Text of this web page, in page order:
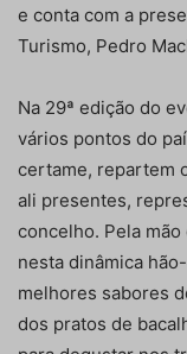
e conta com a
Turismo, Pedro
Na 29ª edição do
vários pontos do
certame, repartem
ali presentes,
concelho. Pela
nesta dinâmica
melhores sabores
dos pratos de